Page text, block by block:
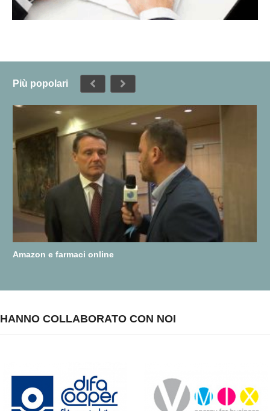
Più popolari
Amazon e farmaci online
HANNO COLLABORATO CON NOI